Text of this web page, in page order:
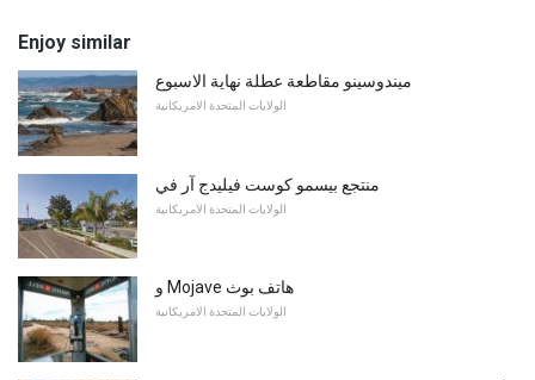
Enjoy similar
ميندوسينو مقاطعة عطلة نهاية الاسبوع
الولايات المتحدة الامريكانية
منتجع بيسمو كوست فيليدج آر في
الولايات المتحدة الامريكانية
و Mojave هاتف بوث
الولايات المتحدة الامريكانية